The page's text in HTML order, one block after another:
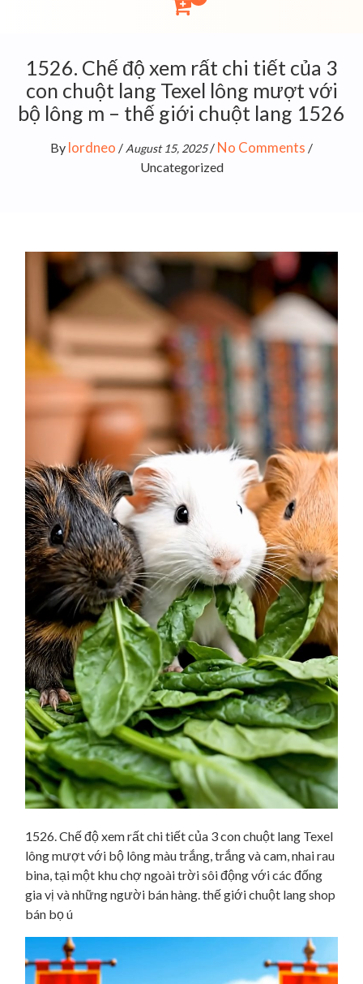
1526. Chế độ xem rất chi tiết của 3
con chuột lang Texel lông mượt với
bộ lông m – thế giới chuột lang 1526
By lordneo / August 15, 2025/ No Comments /
Uncategorized
1526. Chế độ xem rất chi tiết của 3 con chuột lang Texel
lông mượt với bộ lông màu trắng, trắng và cam, nhai rau
bina, tại một khu chợ ngoài trời sôi động với các đống
gia vị và những người bán hàng. thế giới chuột lang shop
bán bọ ú